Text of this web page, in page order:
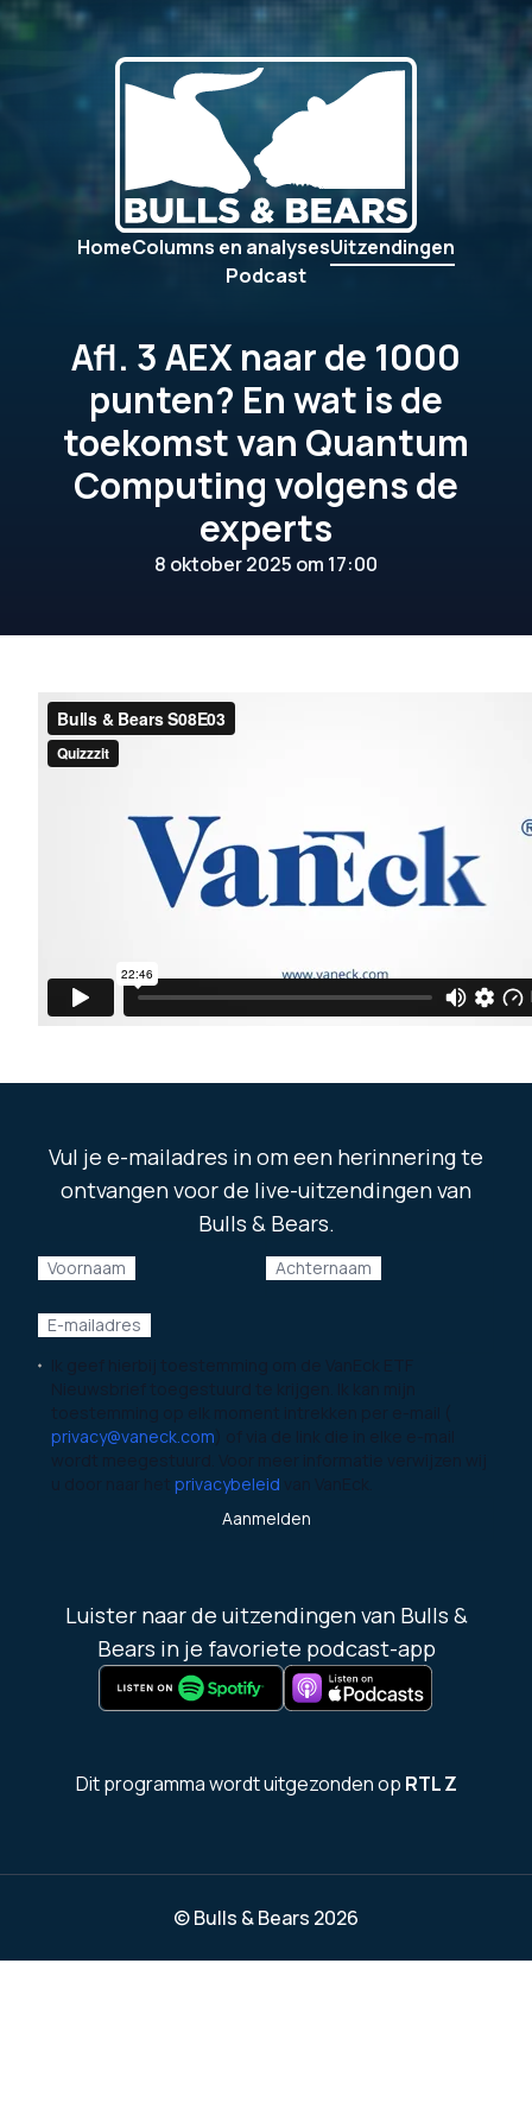
HomeColumns en analysesUitzendingen
Podcast
Afl. 3 AEX naar de 1000
punten? En wat is de
toekomst van Quantum
Computing volgens de
experts
8 oktober 2025 om 17:00
Dit programma wordt uitgezonden op RTL Z
Vul je e-mailadres in om een herinnering te
ontvangen voor de live-uitzendingen van
Bulls & Bears.
Voornaam Achternaam
E-mailadres
privacy@vaneck.com
privacybeleid
Aanmelden
Luister naar de uitzendingen van Bulls &
Bears in je favoriete podcast-app
© Bulls & Bears 2026